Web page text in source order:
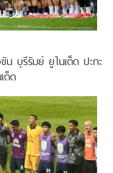
น บุรีรัมย์ ยูไนเต็ด ปะทะ
ต็ด